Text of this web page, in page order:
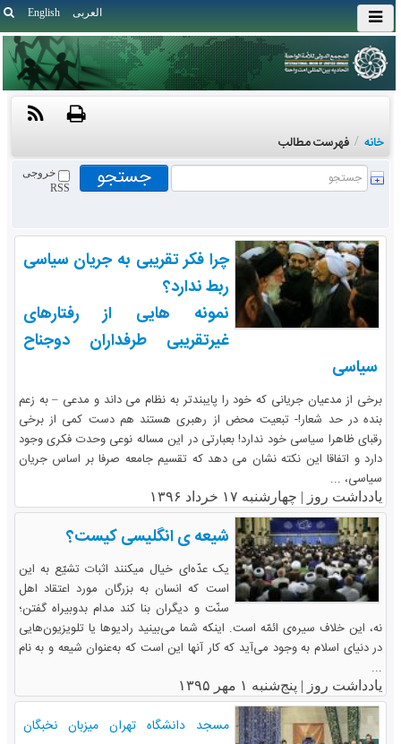
English العربی
خانه / فهرست مطالب
خروجی
RSS
چرا فکر تقریبی به جریان سیاسی
ربط ندارد؟
نمونه هایی از رفتارهای
غیرتقریبی طرفداران دوجناح
سیاسی
برخی از مدعیان جریانی که خود را پایبندتر به نظام می داند و مدعی – به زعم
بنده در حد شعار!- تبعیت محض از رهبری هستند هم دست کمی از برخی
رقبای ظاهرا سیاسی خود ندارد! بعبارتی در این مساله نوعی وحدت فکری وجود
دارد و اتفاقا این نکته نشان می دهد که تقسیم جامعه صرفا بر اساس جریان
سیاسی، ...
یادداشت روز | چهارشنبه ۱۷ خرداد ۱۳۹۶
شیعه ی انگلیسی کیست؟
یک عدّه‌ای خیال میکنند اثبات تشیّع به این
است که انسان به بزرگان مورد اعتقاد اهل
سنّت و دیگران بنا کند مدام بدوبیراه گفتن؛
نه، این خلاف سیره‌ی ائمّه است. اینکه شما می‌بینید رادیوها یا تلویزیون‌هایی
در دنیای اسلام به وجود می‌آید که کار آنها این است که به‌عنوان شیعه و به نام
...
یادداشت روز | پنج‌شنبه ۱ مهر ۱۳۹۵
مسجد دانشگاه تهران میزبان نخبگان